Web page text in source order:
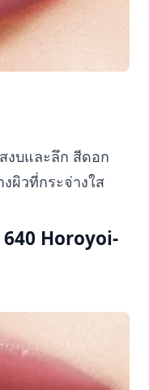
งบและลึก สีดอก
ผิวที่กระจ่างใส
640 Horoyoi-